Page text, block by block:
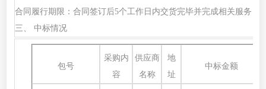
合同履行期限：合同签订后5个工作日内交货完毕并完成相关服务
三、
中标情况
包号
采购内
容
供应商
名称
地
址
中标金额